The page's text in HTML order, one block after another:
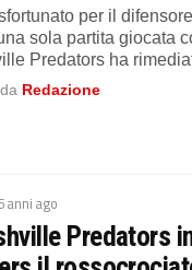
per il
sola partita giocata
Predators ha
Redazione
anni ago
Predators